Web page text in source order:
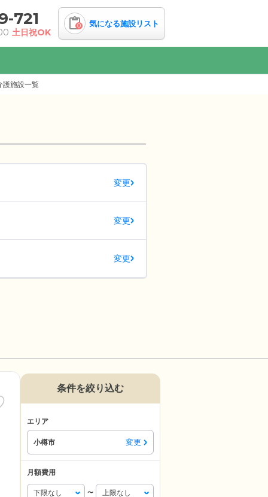
721
土日祝OK
0 気になる施設リスト
護施設一覧
変更
変更
変更
条件を絞り込む
エリア
小樽市 変更
月額費用
〜